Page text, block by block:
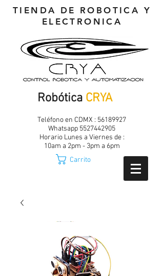
TIENDA DE ROBOTICA Y
ELECTRONICA
Robótica CRYA
Teléfono en CDMX : 56189927
Whatsapp 5527442905
Horario Lunes a Viernes de :
10am a 2pm - 3pm a 6pm
Carrito